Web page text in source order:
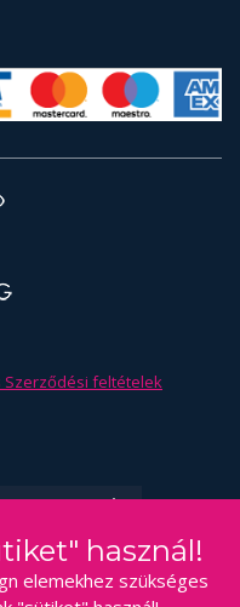
Szerződési feltételek
használ!
elemekhez szükséges